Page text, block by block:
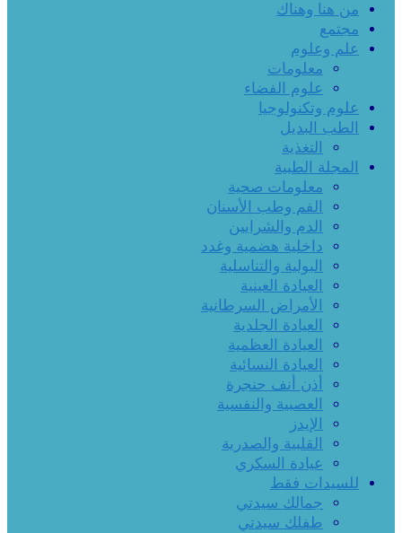
من هنا وهناك
مجتمع
علم وعلوم
معلومات
علوم الفضاء
علوم وتكنولوجيا
الطب البديل
التغذية
المجلة الطبية
معلومات صحية
الفم وطب الأسنان
الدم والشرايين
داخلية هضمية وغدد
البولية والتناسلية
العيادة العينية
الأمراض السرطانية
العيادة الجلدية
العيادة العظمية
العيادة النسائية
أذن أنف حنجرة
العصبية والنفسية
الإيدز
القلبية والصدرية
عيادة السكري
للسيدات فقط
جمالك سيدتي
طفلك سيدتي